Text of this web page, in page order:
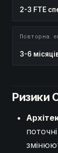
2-3 FTE
Повторна
3-6
Ризики